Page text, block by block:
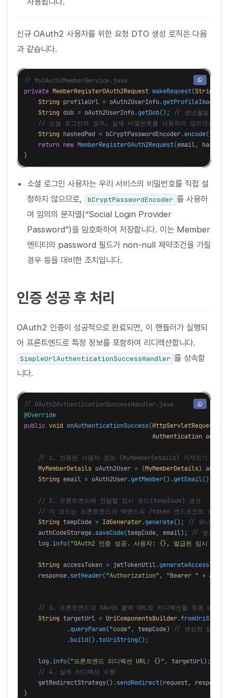
신규 OAuth2 사용자를 위한 요청 DTO 생성 로직은 다음
과 같습니다.
// MyOAuth2MemberService.java
private MemberRegisterOAuth2Request makeRequest(String
String profileUrl = oAuth2UserInfo.getProfileImageUrl
String dob = oAuth2UserInfo.getDob();
// 생년월일 (제
// 소셜 로그인의 경우, 실제 비밀번호를 사용하지 않으므로 임
String hashedPwd = bCryptPasswordEncoder. encode(
return new MemberRegisterOAuth2Request(email ,
}
소셜 로그인 사용자는 우리 서비스의 비밀번호를 직접 설
정하지 않으므로,
bCryptPasswordEncoder 를 사용하
여 임의의 문자열(“Social Login Provider
Password”)을 암호화하여 저장합니다. 이는 Member
엔티티의 password 필드가 non-null 제약조건을 가질
경우 등을 대비한 조치입니다.
인증 성공 후 처리
OAuth2 인증이 성공적으로 완료되면, 이 핸들러가 실행되
어 프론트엔드로 특정 정보를 포함하여 리디렉션합니다.
SimpleUrlAuthenticationSuccessHandler 를 상속합
니다.
// OAuth2AuthenticationSuccessHandler.java
@Override
public void onAuthenticationSuccess (HttpServletRequest
Authentication
// 1. 인증된 사용자 정보 (MyMemberDetails) 가져오기
MyMemberDetails oAuth2User = (MyMemberDetails)
String email = oAuth2User.getMember().getEmail();
// 2. 프론트엔드에 전달할 임시 코드(tempCode) 생성
// 이 코드는 프론트엔드가 백엔드의 /token 엔드포인트 호출
String tempCode = IdGenerator.generate();
// 유니크한
authCodeStorage. saveCode(tempCode, email);
// 생성된
log . info("OAuth2 인증 성공. 사용자: {}, 발급된 임시 코
String accessToken = jwtTokenUtil.generateAccessToken
response. setHeader("Authorization" , "Bearer " +
// 3. 프론트엔드의 OAuth 콜백 URL로 리디렉션할 최종 URL
String targetUrl = UriComponentsBuilder.fromUriString
. queryParam("code" , tempCode)
// 생성한 임시 코
. build().toUriString();
log . info("프론트엔드 리디렉션 URL: {}" , targetUrl);
// 4. 실제 리디렉션 수행
getRedirectStrategy(). sendRedirect(request, response
}